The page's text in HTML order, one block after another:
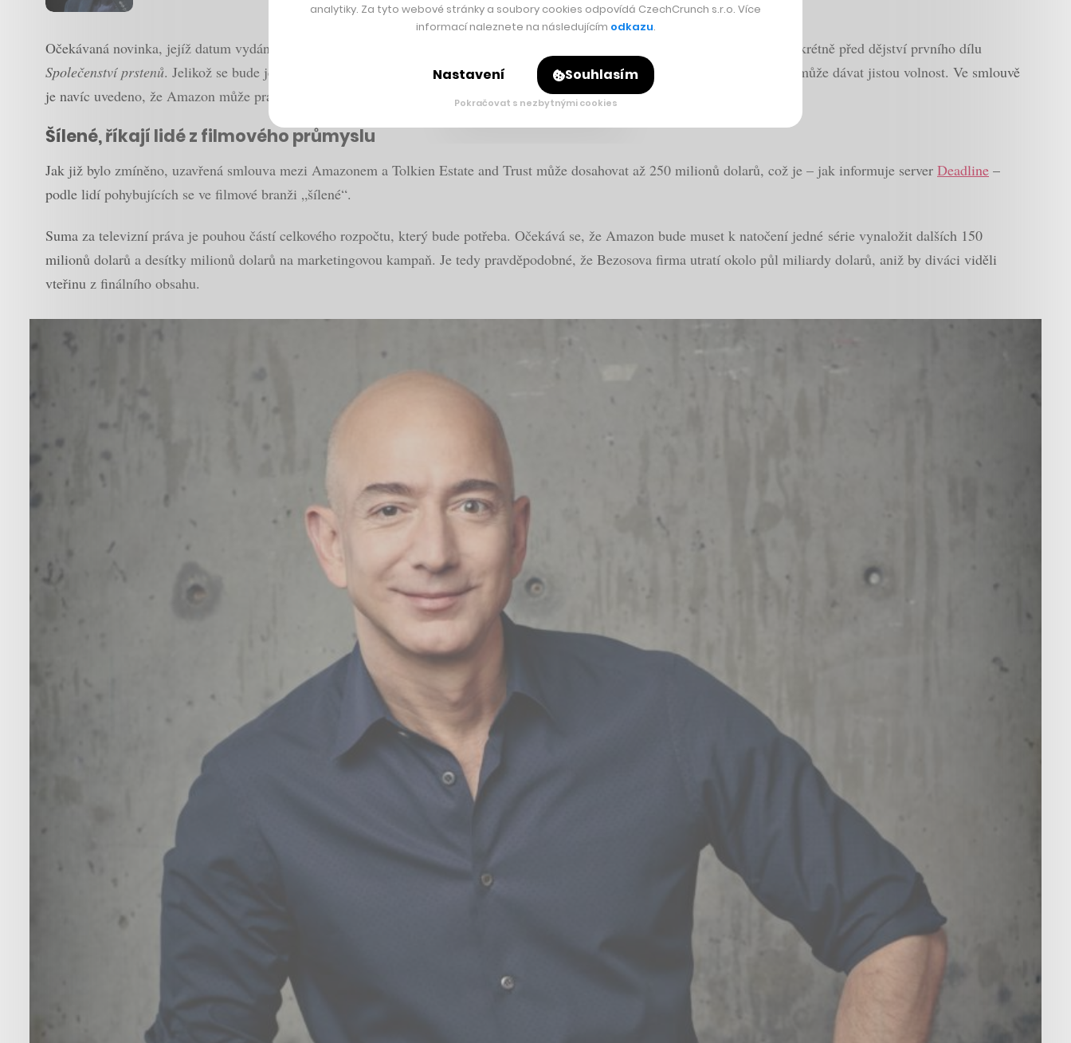
Očekávaná novinka, jejíž datum vydání nebo herecké obsazení je zatím neznámé, vezme diváky zpět do kultovní Středozemě, konkrétně před dějství prvního dílu
Společenství prstenů. Jelikož se bude jednat o prequel, tak nejsou přednastaveny žádné konkrétnější dějové linky, což scénáristům může dávat jistou volnost. Ve smlouvě
je navíc uvedeno, že Amazon může práva využít i pro případný spin-off.
Šílené, říkají lidé z filmového průmyslu
Jak již bylo zmíněno, uzavřená smlouva mezi Amazonem a Tolkien Estate and Trust může dosahovat až 250 milionů dolarů, což je – jak informuje server Deadline –
podle lidí pohybujících se ve filmové branži „šílené“.
Suma za televizní práva je pouhou částí celkového rozpočtu, který bude potřeba. Očekává se, že Amazon bude muset k natočení jedné série vynaložit dalších 150
milionů dolarů a desítky milionů dolarů na marketingovou kampaň. Je tedy pravděpodobné, že Bezosova firma utratí okolo půl miliardy dolarů, aniž by diváci viděli
vteřinu z finálního obsahu.
analytiky. Za tyto webové stránky a soubory cookies odpovídá CzechCrunch s.r.o. Více
informací naleznete na následujícím odkazu.
Nastavení Souhlasím
Pokračovat s nezbytnými cookies